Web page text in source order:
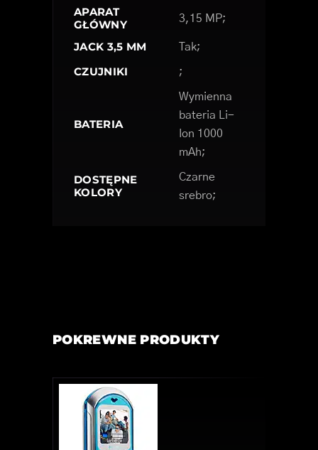
APARAT
GŁÓWNY
3,15 MP;
JACK 3,5 MM Tak;
CZUJNIKI ;
BATERIA
Wymienna
bateria Li-
Ion 1000
mAh;
DOSTĘPNE
KOLORY
Czarne
srebro;
POKREWNE PRODUKTY